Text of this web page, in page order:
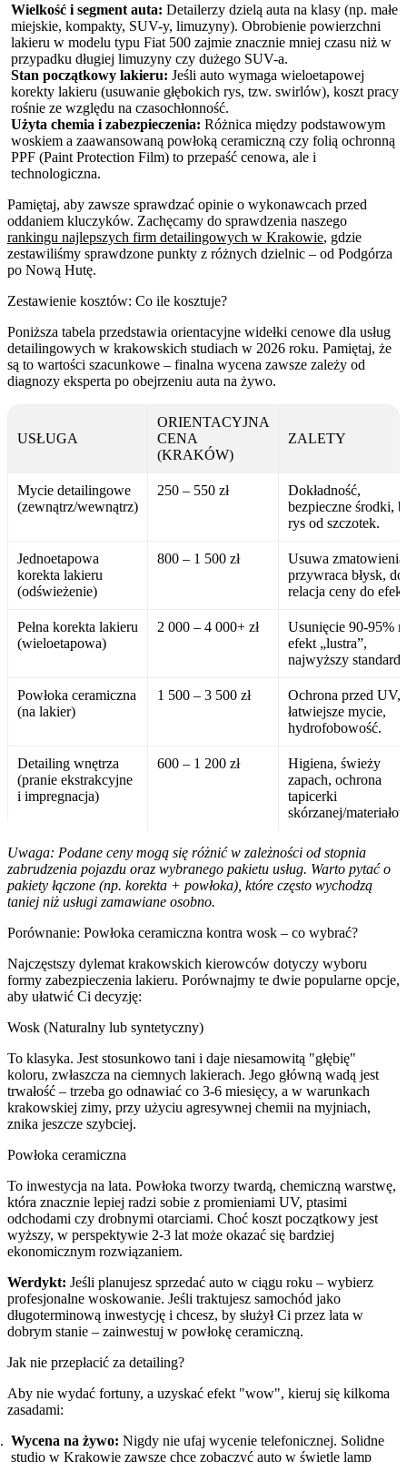
Wielkość i segment auta: Detailerzy dzielą auta na klasy (np. małe
miejskie, kompakty, SUV-y, limuzyny). Obrobienie powierzchni
lakieru w modelu typu Fiat 500 zajmie znacznie mniej czasu niż w
przypadku długiej limuzyny czy dużego SUV-a.
Stan początkowy lakieru: Jeśli auto wymaga wieloetapowej
korekty lakieru (usuwanie głębokich rys, tzw. swirlów), koszt pracy
rośnie ze względu na czasochłonność.
Użyta chemia i zabezpieczenia: Różnica między podstawowym
woskiem a zaawansowaną powłoką ceramiczną czy folią ochronną
PPF (Paint Protection Film) to przepaść cenowa, ale i
technologiczna.
Pamiętaj, aby zawsze sprawdzać opinie o wykonawcach przed
oddaniem kluczyków. Zachęcamy do sprawdzenia naszego
rankingu najlepszych firm detailingowych w Krakowie, gdzie
zestawiliśmy sprawdzone punkty z różnych dzielnic – od Podgórza
po Nową Hutę.
Zestawienie kosztów: Co ile kosztuje?
Poniższa tabela przedstawia orientacyjne widełki cenowe dla usług
detailingowych w krakowskich studiach w 2026 roku. Pamiętaj, że
są to wartości szacunkowe – finalna wycena zawsze zależy od
diagnozy eksperta po obejrzeniu auta na żywo.
USŁUGA
ORIENTACYJNA
CENA
(KRAKÓW)
ZALETY
Mycie detailingowe
(zewnątrz/wewnątrz)
250 – 550 zł
Dokładność,
bezpieczne środki,
rys od szczotek.
Jednoetapowa
korekta lakieru
(odświeżenie)
800 – 1 500 zł
Usuwa
przywraca błysk,
relacja ceny do
Pełna korekta lakieru
(wieloetapowa)
2 000 – 4 000+ zł
Usunięcie 90-95%
efekt „lustra”,
najwyższy standard.
Powłoka ceramiczna
(na lakier)
1 500 – 3 500 zł
Ochrona przed UV,
łatwiejsze mycie,
hydrofobowość.
Detailing wnętrza
(pranie ekstrakcyjne
i impregnacja)
600 – 1 200 zł
Higiena, świeży
zapach, ochrona
tapicerki
skórzanej/
Uwaga: Podane ceny mogą się różnić w zależności od stopnia
zabrudzenia pojazdu oraz wybranego pakietu usług. Warto pytać o
pakiety łączone (np. korekta + powłoka), które często wychodzą
taniej niż usługi zamawiane osobno.
Porównanie: Powłoka ceramiczna kontra wosk – co wybrać?
Najczęstszy dylemat krakowskich kierowców dotyczy wyboru
formy zabezpieczenia lakieru. Porównajmy te dwie popularne opcje,
aby ułatwić Ci decyzję:
Wosk (Naturalny lub syntetyczny)
To klasyka. Jest stosunkowo tani i daje niesamowitą "głębię"
koloru, zwłaszcza na ciemnych lakierach. Jego główną wadą jest
trwałość – trzeba go odnawiać co 3-6 miesięcy, a w warunkach
krakowskiej zimy, przy użyciu agresywnej chemii na myjniach,
znika jeszcze szybciej.
Powłoka ceramiczna
To inwestycja na lata. Powłoka tworzy twardą, chemiczną warstwę,
która znacznie lepiej radzi sobie z promieniami UV, ptasimi
odchodami czy drobnymi otarciami. Choć koszt początkowy jest
wyższy, w perspektywie 2-3 lat może okazać się bardziej
ekonomicznym rozwiązaniem.
Werdykt: Jeśli planujesz sprzedać auto w ciągu roku – wybierz
profesjonalne woskowanie. Jeśli traktujesz samochód jako
długoterminową inwestycję i chcesz, by służył Ci przez lata w
dobrym stanie – zainwestuj w powłokę ceramiczną.
Jak nie przepłacić za detailing?
Aby nie wydać fortuny, a uzyskać efekt "wow", kieruj się kilkoma
zasadami:
Wycena na żywo: Nigdy nie ufaj wycenie telefonicznej. Solidne
studio w Krakowie zawsze chce zobaczyć auto w świetle lamp